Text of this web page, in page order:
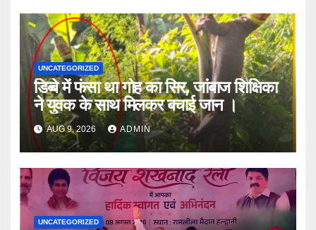
UNCATEGORIZED
डिब्बे में फंसा था गोह का सिर, जांबाज शिक्षिका
ने युवक के साथ मिलकर बचाई जान ।
AUG 9, 2026 ADMIN
UNCATEGORIZED